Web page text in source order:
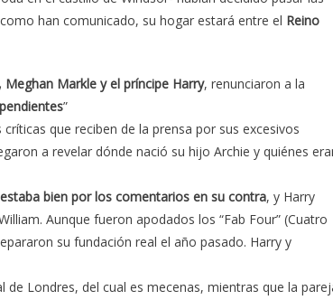
han comunicado, su hogar estará entre el Reino
Meghan Markle y el príncipe Harry, renunciaron a la
”
que reciben de la prensa por sus excesivos
a revelar dónde nació su hijo Archie y quiénes
bien por los comentarios en su contra, y Harry
Aunque fueron apodados los “Fab Four” (Cuatro
su fundación real el año pasado. Harry y
Londres, del cual es mecenas, mientras que la